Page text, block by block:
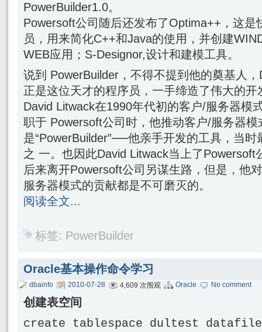
PowerBuilder1.0。
Powersoft公司随后还发布了Optima++，这是
员，用来简化C++和Java的使用，并创建
WEB应用；S-Designor,设计和建模工具。
说到 PowerBuilder，不得不提到他的奠基人
正是这位天才的程序员，一手缔造了伟大的开
David Litwack在1990年代初的客户/服务器模
职于 Powersoft公司时，他推动客户/服务器
是“PowerBuilder”──他亲手开发的工具，当
之 一。也因此David Litwack当上了Powersoft
后来离开Powersoft公司另谋生路，但是，他
服务器模式的贡献都是不可磨灭的。
阅读全文...
标签: PowerBuilder
Oracle基本操作命令学习
dbainfo 2010-07-28 4,609 次围观 Oracle No comment
创建表空间
create tablespace dultest datafile